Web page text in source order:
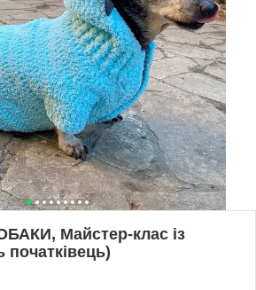
Майстер-клас із
початківець)